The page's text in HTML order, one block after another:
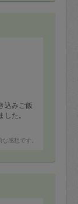
込みご飯
た。
感想です。